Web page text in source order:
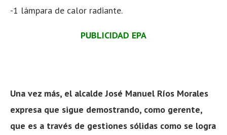
-1 lámpara de calor radiante.
PUBLICIDAD EPA
Una vez más, el alcalde José Manuel Ríos Morales
expresa que sigue demostrando, como gerente,
que es a través de gestiones sólidas como se logra